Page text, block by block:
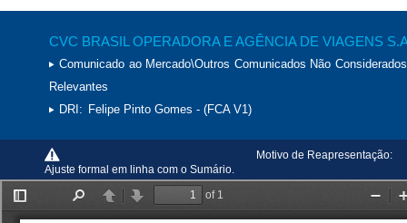
CVC BRASIL OPERADORA E AGÊNCIA DE VIAGENS
Comunicado ao Mercado\Outros Comunicados Não
Relevantes
DRI: Felipe Pinto Gomes - (FCA V1)
Motivo de Reapresentação:
Ajuste formal em linha com o Sumário.